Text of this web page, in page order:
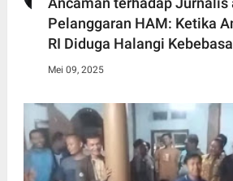
Pelanggaran HAM: Ketika
RI Diduga Halangi
Mei 09, 2025